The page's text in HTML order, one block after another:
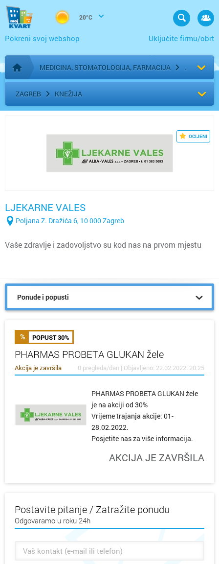
20°C
Uključite firmu/obrt
Pokreni svoj webshop
Početna stranica
MEDICINA, STOMATOLOGIJA, FARMACIJA
ZAGREB KNEŽIJA
OCIJENI
LJEKARNE VALES
Poljana Z. Dražića 6, 10 000 Zagreb
Vaše zdravlje i zadovoljstvo su kod nas na prvom mjestu
Ponude i popusti
POPUST 30%
PHARMAS PROBETA GLUKAN žele
Akcija je završila 0 pregleda/dan | Objavljeno: 22.02.2022. 20:25
PHARMAS PROBETA GLUKAN žele
je na akciji od 30%
Vrijeme trajanja akcije: 01-
28.02.2022.
Posjetite nas za više informacija.
AKCIJA JE ZAVRŠILA
Postavite pitanje / Zatražite ponudu
Odgovaramo u roku 24h